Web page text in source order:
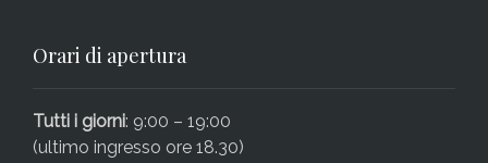
Orari di apertura
Tutti i giorni: 9:00 – 19:00
(ultimo ingresso ore 18.30)